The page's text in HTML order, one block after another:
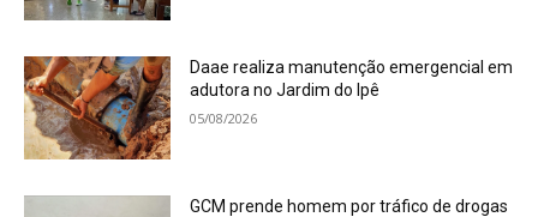
Daae realiza manutenção emergencial em
adutora no Jardim do Ipê
05/08/2026
GCM prende homem por tráfico de drogas